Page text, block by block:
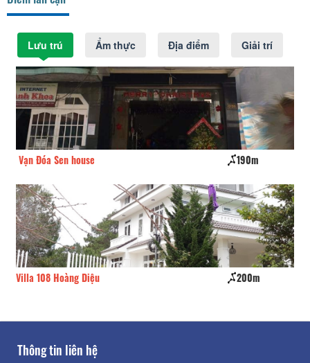
Lưu trú Ẩm thực Địa điểm Giải trí
Vạn Đóa Sen house 190m
Villa 108 Hoàng Diệu 200m
Thông tin liên hệ